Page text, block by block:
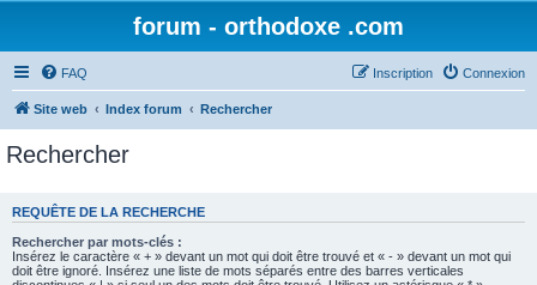
forum - orthodoxe .com
FAQ Connexion
Inscription
Site web Index forum Rechercher
Rechercher
REQUÊTE DE LA RECHERCHE
Rechercher par mots-clés :
Insérez le caractère « + » devant un mot qui doit être trouvé et « - » devant un mot qui
doit être ignoré. Insérez une liste de mots séparés entre des barres verticales